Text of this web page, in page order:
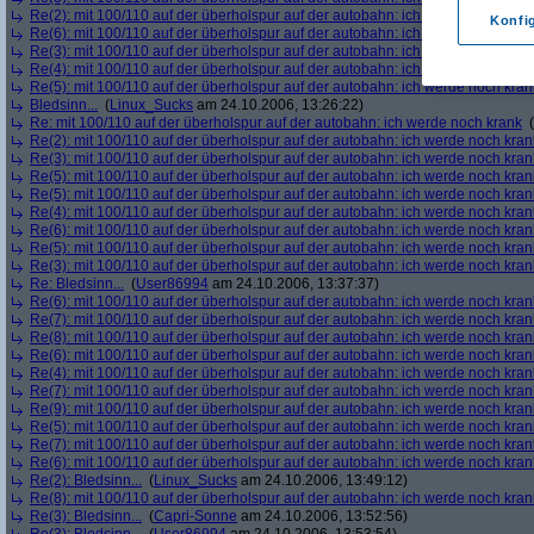
Re(2): mit 100/110 auf der überholspur auf der autobahn: ich werde noch
Re(6): mit 100/110 auf der überholspur auf der autobahn: ich werde noch krank
Re(3): mit 100/110 auf der überholspur auf der autobahn: ich werde noch krank
Re(4): mit 100/110 auf der überholspur auf der autobahn: ich werde noch krank
Re(5): mit 100/110 auf der überholspur auf der autobahn: ich werde noch
Bledsinn... (Linux_Sucks am 24.10.2006, 13:26:22)
Re: mit 100/110 auf der überholspur auf der autobahn: ich werde noch krank (
Re(2): mit 100/110 auf der überholspur auf der autobahn: ich werde noch
Re(3): mit 100/110 auf der überholspur auf der autobahn: ich werde noch
Re(5): mit 100/110 auf der überholspur auf der autobahn: ich werde noch
Re(5): mit 100/110 auf der überholspur auf der autobahn: ich werde noch
Re(4): mit 100/110 auf der überholspur auf der autobahn: ich werde noch
Re(6): mit 100/110 auf der überholspur auf der autobahn: ich werde noch
Re(5): mit 100/110 auf der überholspur auf der autobahn: ich werde noch
Re(3): mit 100/110 auf der überholspur auf der autobahn: ich werde noch
Re: Bledsinn... (User86994 am 24.10.2006, 13:37:37)
Re(6): mit 100/110 auf der überholspur auf der autobahn: ich werde noch
Re(7): mit 100/110 auf der überholspur auf der autobahn: ich werde noch
Re(8): mit 100/110 auf der überholspur auf der autobahn: ich werde noch
Re(6): mit 100/110 auf der überholspur auf der autobahn: ich werde noch
Re(4): mit 100/110 auf der überholspur auf der autobahn: ich werde noch
Re(7): mit 100/110 auf der überholspur auf der autobahn: ich werde noch
Re(9): mit 100/110 auf der überholspur auf der autobahn: ich werde noch
Re(5): mit 100/110 auf der überholspur auf der autobahn: ich werde noch
Re(7): mit 100/110 auf der überholspur auf der autobahn: ich werde noch
Re(6): mit 100/110 auf der überholspur auf der autobahn: ich werde noch
Re(2): Bledsinn... (Linux_Sucks am 24.10.2006, 13:49:12)
Re(8): mit 100/110 auf der überholspur auf der autobahn: ich werde noch
Re(3): Bledsinn... (Capri-Sonne am 24.10.2006, 13:52:56)